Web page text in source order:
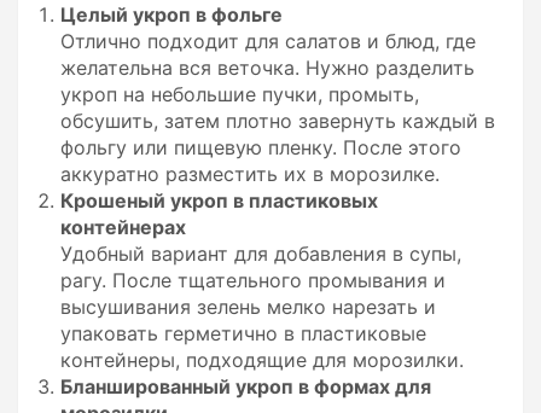
Целый укроп в фольге
Отлично подходит для салатов и блюд, где
желательна вся веточка. Нужно разделить
укроп на небольшие пучки, промыть,
обсушить, затем плотно завернуть каждый в
фольгу или пищевую пленку. После этого
аккуратно разместить их в морозилке.
Крошеный укроп в пластиковых
контейнерах
Удобный вариант для добавления в супы,
рагу. После тщательного промывания и
высушивания зелень мелко нарезать и
упаковать герметично в пластиковые
контейнеры, подходящие для морозилки.
Бланшированный укроп в формах для